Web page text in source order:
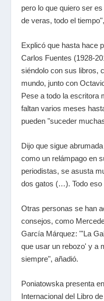
pero lo que quiero ser
de veras, todo el
Explicó que hasta hace
Carlos Fuentes (1928-
siéndolo con sus libros,
mundo, junto con
Pese a todo la escritora
faltan varios meses
pueden "suceder
Dijo que sigue
como un relámpago en
periodistas, se asusta
dos gatos (…). Todo eso
Otras personas se han
consejos, como
García Márquez: "'La
que usar un rebozo' y a
siempre", añadió.
Poniatowska presenta
Internacional del Libro